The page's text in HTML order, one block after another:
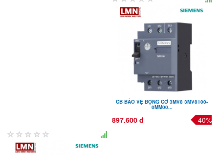
CB BẢO VỆ ĐỘNG CƠ 3MV8 3MV8100-
0MM00...
897.600 đ -40%